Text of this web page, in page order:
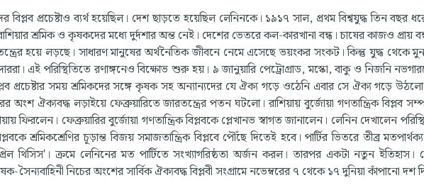
প্রচেষ্টাও ব্যর্থ হয়েছিল। দেশ ছাড়তে হয়েছিল লেনিনকে। ১৯১৭ সাল, প্রথম বিশ্বযুদ্ধ তিন বছর
শ্রমিক ও কৃষকদের মধ্যে দুর্দশার অন্ত নেই। দেশের ভেতরে কল-কারখানা বন্ধ। চাষের কাজও প্রায়
হয়ে লড়ছে। সাধারণ মানুষের অর্থনৈতিক জীবনে নেমে এসেছে ভয়ংকর সংকট। কিন্তু যুদ্ধ থেকে
এই পরিস্থিতিতে রণাঙ্গনেও বিক্ষোভ শুরু হয়। ৯ জানুয়ারি পেট্রোগ্রাড, মস্কো, বাকু ও নিজনি
প্রচেষ্টার সময় শ্রমিকদের সঙ্গে কৃষক সহ অন্যান্যদের যে ঐক্য গড়ে ওঠেনি এবার সে ঐক্য গড়ে
অংশ ঐক্যবদ্ধ লড়াইয়ে ফেব্রুয়ারিতে জারতন্ত্রের পতন ঘটলো। রাশিয়ায় বুর্জোয়া গণতান্ত্রিক বিপ্লব
ফিরলেন। ফেব্রুয়ারির বুর্জোয়া গণতান্ত্রিক বিপ্লবকে প্লেখানভ স্বাগত জানালেন। লেনিন দেখালেন
শ্রমিকশ্রেণির চূড়ান্ত বিজয় সমাজতান্ত্রিক বিপ্লবে পৌঁছে দিতেই হবে। পার্টির ভিতরে তীব্র
থিসিস'। ক্রমে লেনিনের মত পার্টিতে সংখ্যাগরিষ্ঠতা অর্জন করল। তারপর একটা নতুন ইতিহাস।
সৈন্যবাহিনী নিচের অংশের সার্বিক ঐক্যবদ্ধ বিপ্লবী সংগ্রামে নভেম্বরের ৭ থেকে ১৭ দুনিয়া কাঁপানো দশ